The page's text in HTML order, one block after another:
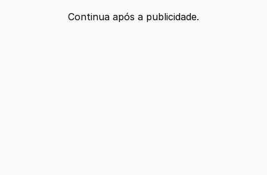
Continua após a publicidade.